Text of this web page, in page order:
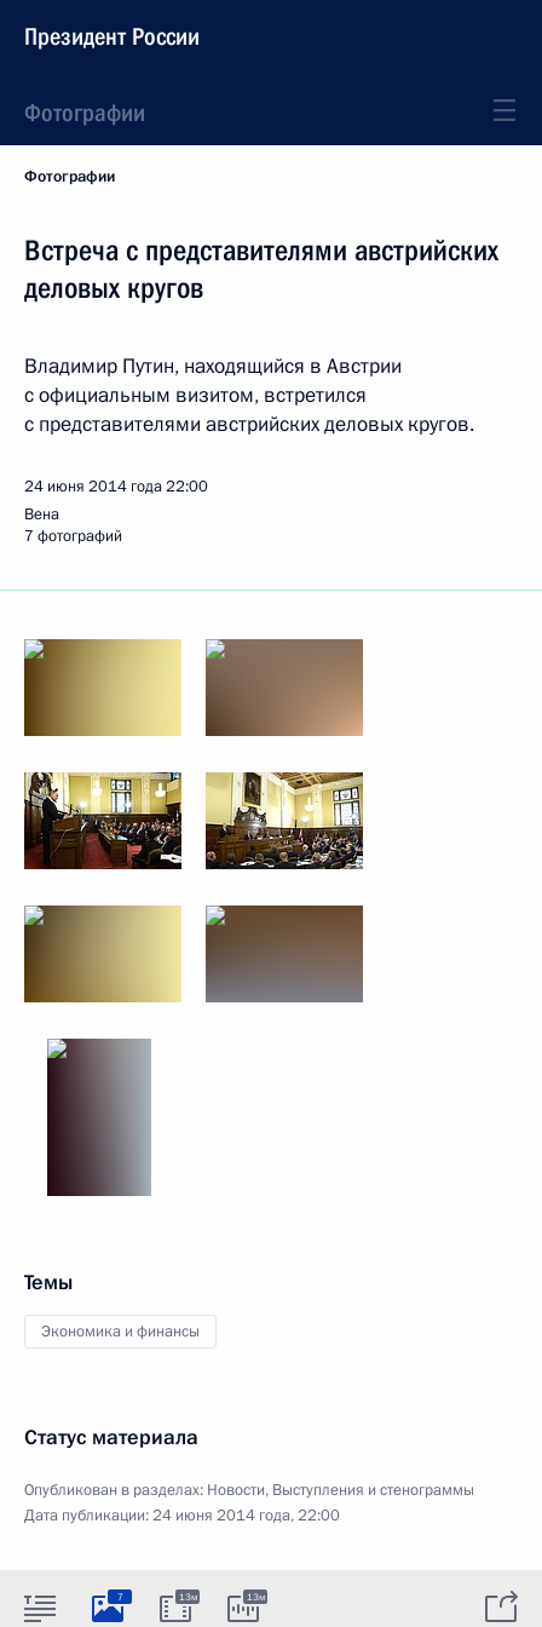
Президент России
Фотографии
Фотографии
Встреча с представителями австрийских
деловых кругов
Владимир Путин, находящийся в Австрии
с официальным визитом, встретился
с представителями австрийских деловых кругов.
24 июня 2014 года22:00
Вена
7 фотографий
Темы
Экономика и финансы
Статус материала
Опубликован в разделах: Новости, Выступления и стенограммы
Дата публикации:24 июня 2014 года, 22:00
7 13м 13м